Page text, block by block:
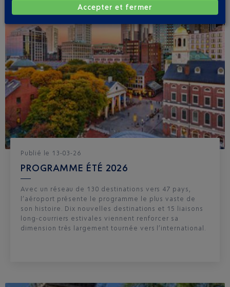
Publié le 13-03-26
PROGRAMME ÉTÉ 2026
Avec un réseau de 130 destinations vers 47 pays,
l’aéroport présente le programme le plus vaste de
son histoire. Dix nouvelles destinations et 15 liaisons
long-courriers estivales viennent renforcer sa
dimension très largement tournée vers l’international.
Accepter et fermer